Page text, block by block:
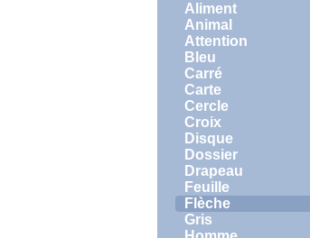
Aliment
Animal
Attention
Bleu
Carré
Carte
Cercle
Croix
Disque
Dossier
Drapeau
Feuille
Flèche
Gris